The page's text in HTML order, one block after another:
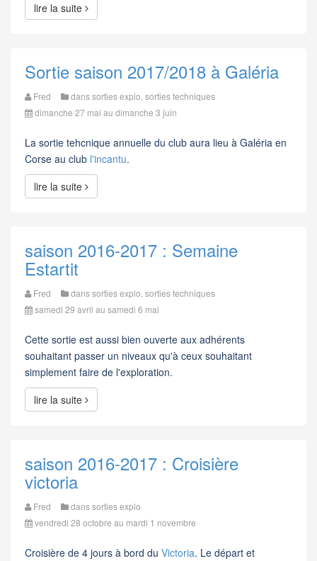
lire la suite
Sortie saison 2017/2018 à Galéria
Fred danssorties explo sorties techniques
dimanche 27 mai au dimanche 3 juin
La sortie tehcnique annuelle du club aura lieu à Galéria en
Corse au club l'incantu.
lire la suite
saison 2016-2017 : Semaine
Estartit
Fred danssorties explo sorties techniques
samedi 29 avril au samedi 6 mai
Cette sortie est aussi bien ouverte aux adhérents
souhaitant passer un niveaux qu'à ceux souhaitant
simplement faire de l'exploration.
lire la suite
saison 2016-2017 : Croisière
victoria
Fred danssorties explo
vendredi 28 octobre au mardi 1 novembre
Croisière de 4 jours à bord du Victoria. Le départ et